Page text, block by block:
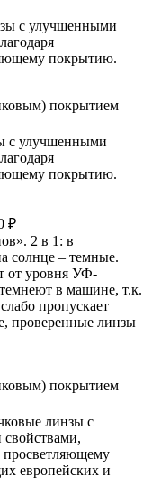
с улучшенными
покрытию.
покрытием
с улучшенными
покрытию.
₽
2 в 1: в
солнце – темные.
от уровня УФ-
в машине, т.к.
пропускает
проверенные линзы
покрытием
линзы с
европейских и